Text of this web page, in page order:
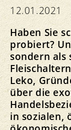
12.01.2021
Haben Sie
probiert?
sondern als
Leko,
über die
in sozialen,